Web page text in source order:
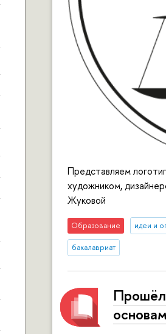
Представляем
художником,
Жуковой
Образование идеи и
бакалавриат
Прошёл